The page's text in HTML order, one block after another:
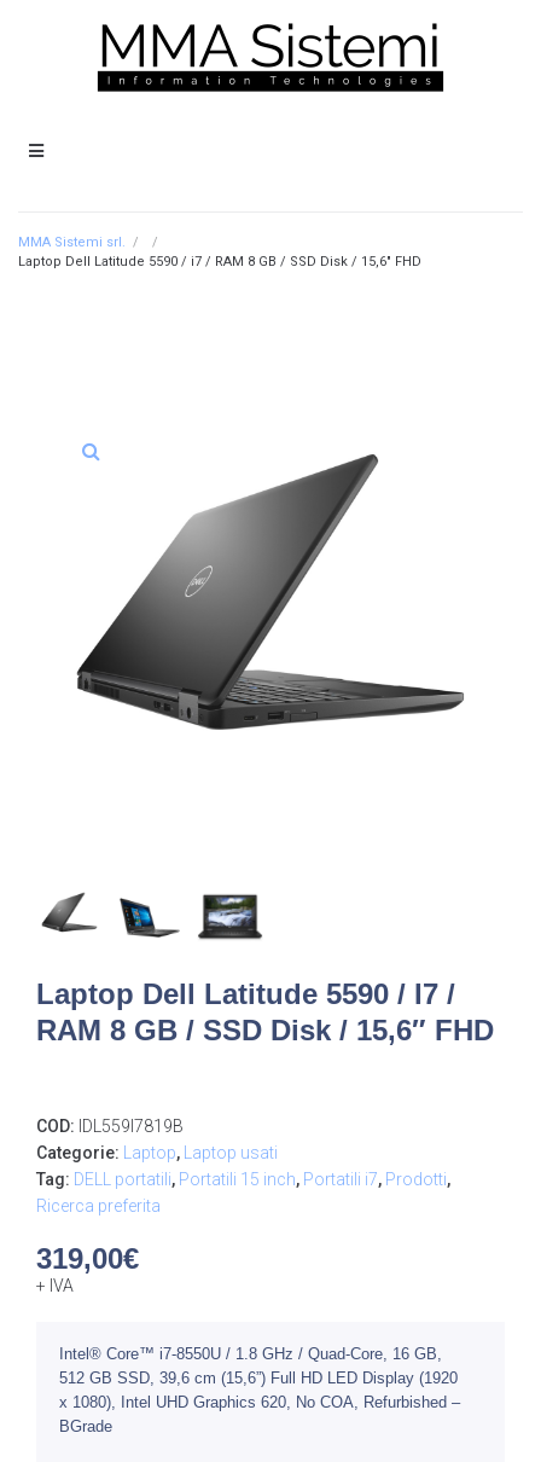
MMA Sistemi srl. /
/
Laptop Dell Latitude 5590 / i7 / RAM 8 GB / SSD Disk / 15,6″ FHD
Laptop Dell Latitude 5590 / I7 /
RAM 8 GB / SSD Disk / 15,6″ FHD
COD: IDL559I7819B
Categorie:
Laptop,
Laptop usati
Tag: DELL portatili, Portatili 15 inch, Portatili i7, Prodotti,
Ricerca preferita
319,00€
+ IVA
Intel® Core™ i7-8550U / 1.8 GHz / Quad-Core, 16 GB,
512 GB SSD, 39,6 cm (15,6”) Full HD LED Display (1920
x 1080), Intel UHD Graphics 620, No COA, Refurbished –
BGrade